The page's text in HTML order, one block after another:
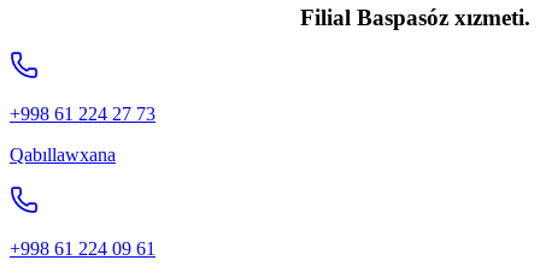
Filial Baspasóz xızmeti.
+998 61 224 27 73
Qabıllawxana
+998 61 224 09 61